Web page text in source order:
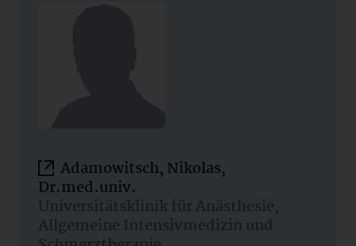
Adamowitsch, Nikolas,
Dr.med.univ.
Universitätsklinik für Anästhesie,
Allgemeine Intensivmedizin und